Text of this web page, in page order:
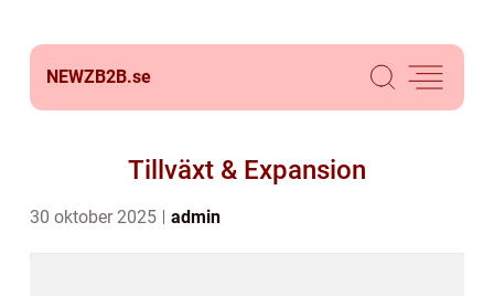
NEWZB2B.se
Tillväxt & Expansion
30 oktober 2025 admin